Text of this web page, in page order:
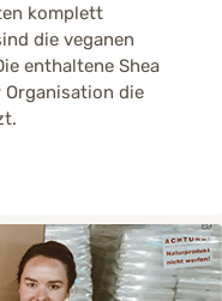
komplett
die veganen
enthaltene Shea
Organisation die